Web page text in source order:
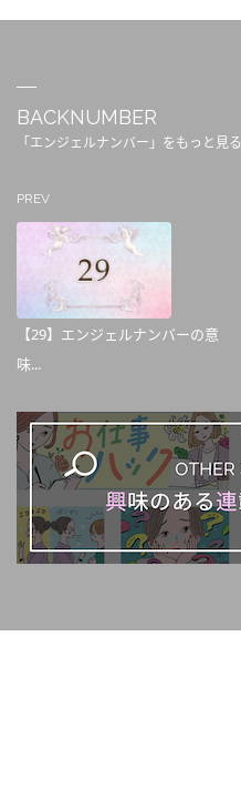
BACKNUMBER
「エンジェルナンバー」をもっと見る
PREV
【29】エンジェルナンバーの意
味...